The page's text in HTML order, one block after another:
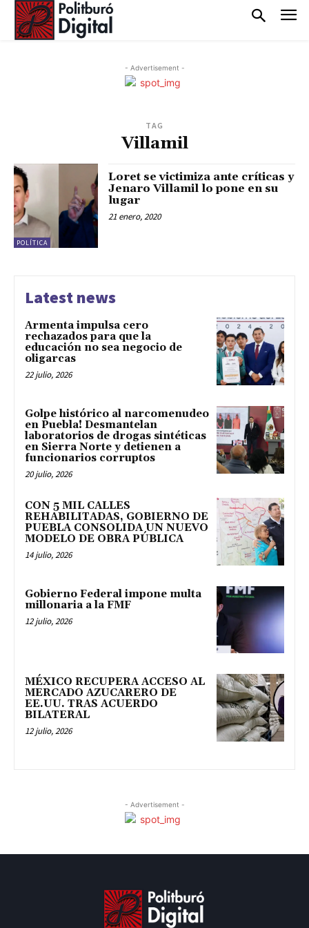
- Advertisement -
TAG
Villamil
POLÍTICA
Loret se victimiza ante críticas y
Jenaro Villamil lo pone en su
lugar
21 enero, 2020
Latest news
Armenta impulsa cero
rechazados para que la
educación no sea negocio de
oligarcas
22 julio, 2026
Golpe histórico al narcomenudeo
en Puebla! Desmantelan
laboratorios de drogas sintéticas
en Sierra Norte y detienen a
funcionarios corruptos
20 julio, 2026
CON 5 MIL CALLES
REHABILITADAS, GOBIERNO DE
PUEBLA CONSOLIDA UN NUEVO
MODELO DE OBRA PÚBLICA
14 julio, 2026
Gobierno Federal impone multa
millonaria a la FMF
12 julio, 2026
MÉXICO RECUPERA ACCESO AL
MERCADO AZUCARERO DE
EE.UU. TRAS ACUERDO
BILATERAL
12 julio, 2026
- Advertisement -